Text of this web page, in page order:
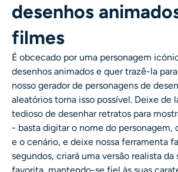
desenhos
filmes
É obcecado por uma personagem
desenhos animados e quer trazê-la
nosso gerador de personagens de
aleatórios torna isso possível. Deixe de
tedioso de desenhar retratos para
- basta digitar o nome do personagem,
e o cenário, e deixe nossa ferramenta
segundos, criará uma versão realista da